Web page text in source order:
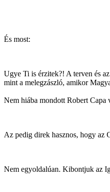
És most:
Ugye Ti is érzitek?! A terven és
mint a melegzászló, amikor
Nem hiába mondott Robert
Az pedig direk hasznos, hogy az
Nem egyoldalúan. Kibontjuk az